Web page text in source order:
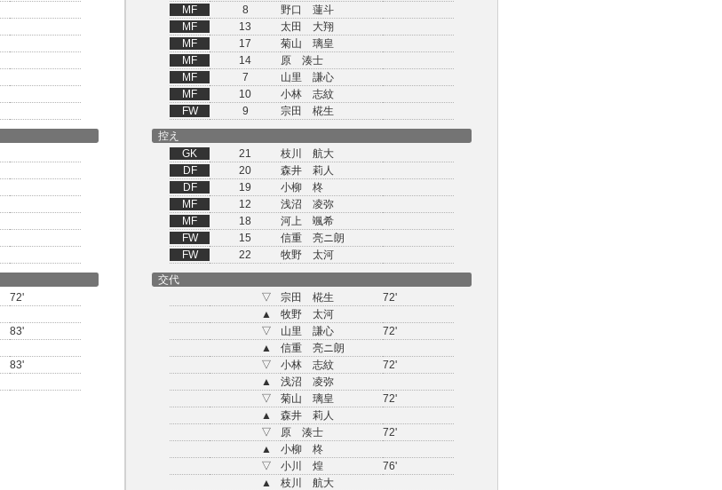
MF
8
野口 蓮斗
MF
13
太田 大翔
MF
17
菊山 璃皇
MF
14
原 湊士
MF
7
山里 謙心
MF
10
小林 志紋
FW
9
宗田 椛生
控え
GK
21
枝川 航大
DF
20
森井 莉人
DF
19
小柳 柊
MF
12
浅沼 凌弥
MF
18
河上 颯希
FW
15
信重 亮ニ朗
FW
22
牧野 太河
72'
83'
83'
交代
▽
宗田 椛生
72'
▲
牧野 太河
▽
山里 謙心
72'
▲
信重 亮ニ朗
▽
小林 志紋
72'
▲
浅沼 凌弥
▽
菊山 璃皇
72'
▲
森井 莉人
▽
原 湊士
72'
▲
小柳 柊
▽
小川 煌
76'
▲
枝川 航大